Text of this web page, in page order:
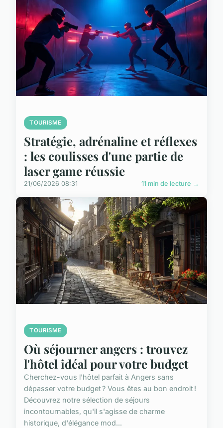
TOURISME
Stratégie, adrénaline et réflexes
: les coulisses d'une partie de
laser game réussie
21/06/2026 08:31 11 min de lecture →
TOURISME
Où séjourner angers : trouvez
l'hôtel idéal pour votre budget
Cherchez-vous l'hôtel parfait à Angers sans
dépasser votre budget ? Vous êtes au bon endroit !
Découvrez notre sélection de séjours
incontournables, qu'il s'agisse de charme
historique, d'élégance mod...